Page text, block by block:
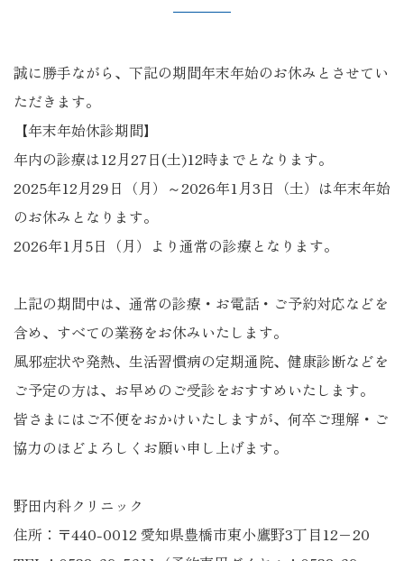
誠に勝手ながら、下記の期間年末年始のお休みとさせてい
ただきます。
【年末年始休診期間】
年内の診療は12月27日(土)12時までとなります。
2025年12月29日（月）～2026年1月3日（土）は年末年始
のお休みとなります。
2026年1月5日（月）より通常の診療となります。
上記の期間中は、通常の診療・お電話・ご予約対応などを
含め、すべての業務をお休みいたします。
風邪症状や発熱、生活習慣病の定期通院、健康診断などを
ご予定の方は、お早めのご受診をおすすめいたします。
皆さまにはご不便をおかけいたしますが、何卒ご理解・ご
協力のほどよろしくお願い申し上げます。
野田内科クリニック
住所：〒440-0012 愛知県豊橋市東小鷹野3丁目12−20